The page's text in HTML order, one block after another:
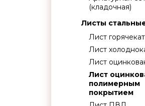
(кладочная)
Листы
Лист
Лист
Лист
Лист
полимерным
покрытием